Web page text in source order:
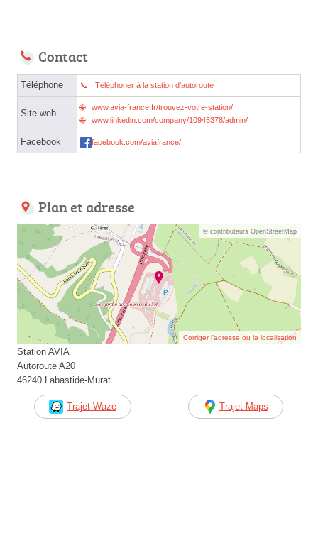
Contact
Téléphone Téléphoner à la station d'autoroute
Site web
www.avia-france.fr/trouvez-votre-station/
www.linkedin.com/company/10945378/admin/
Facebook facebook.com/aviafrance/
Plan et adresse
© contributeurs OpenStreetMap
Corriger l’adresse ou la localisation
Station AVIA
Autoroute A20
46240 Labastide-Murat
Trajet Waze Trajet Maps